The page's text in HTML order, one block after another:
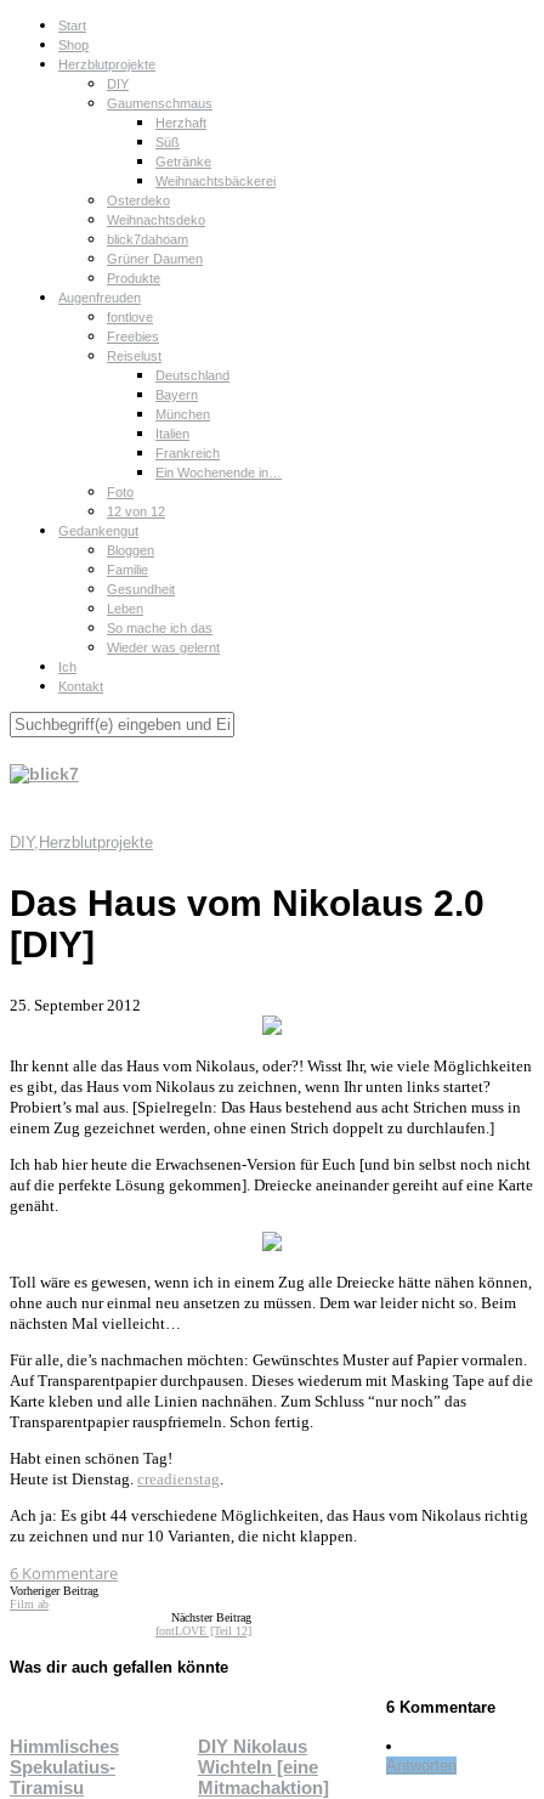
Start
Shop
Herzblutprojekte
DIY
Gaumenschmaus
Herzhaft
Süß
Getränke
Weihnachtsbäckerei
Osterdeko
Weihnachtsdeko
blick7dahoam
Grüner Daumen
Produkte
Augenfreuden
fontlove
Freebies
Reiselust
Deutschland
Bayern
München
Italien
Frankreich
Ein Wochenende in…
Foto
12 von 12
Gedankengut
Bloggen
Familie
Gesundheit
Leben
So mache ich das
Wieder was gelernt
Ich
Kontakt
DIY, Herzblutprojekte
Das Haus vom Nikolaus 2.0
[DIY]
25. September 2012
Ihr kennt alle das Haus vom Nikolaus, oder?! Wisst Ihr, wie viele Möglichkeiten
es gibt, das Haus vom Nikolaus zu zeichnen, wenn Ihr unten links startet?
Probiert’s mal aus. [Spielregeln: Das Haus bestehend aus acht Strichen muss in
einem Zug gezeichnet werden, ohne einen Strich doppelt zu durchlaufen.]
Ich hab hier heute die Erwachsenen-Version für Euch [und bin selbst noch nicht
auf die perfekte Lösung gekommen]. Dreiecke aneinander gereiht auf eine Karte
genäht.
Toll wäre es gewesen, wenn ich in einem Zug alle Dreiecke hätte nähen können,
ohne auch nur einmal neu ansetzen zu müssen. Dem war leider nicht so. Beim
nächsten Mal vielleicht…
Für alle, die’s nachmachen möchten: Gewünschtes Muster auf Papier vormalen.
Auf Transparentpapier durchpausen. Dieses wiederum mit Masking Tape auf die
Karte kleben und alle Linien nachnähen. Zum Schluss “nur noch” das
Transparentpapier rauspfriemeln. Schon fertig.
Habt einen schönen Tag!
Heute ist Dienstag. creadienstag.
Ach ja: Es gibt 44 verschiedene Möglichkeiten, das Haus vom Nikolaus richtig
zu zeichnen und nur 10 Varianten, die nicht klappen.
6 Kommentare
Vorheriger Beitrag
Film ab
Nächster Beitrag
fontLOVE [Teil 12]
Was dir auch gefallen könnte
Himmlisches
Spekulatius-
Tiramisu
DIY Nikolaus
Wichteln [eine
Mitmachaktion]
6 Kommentare
Antworten